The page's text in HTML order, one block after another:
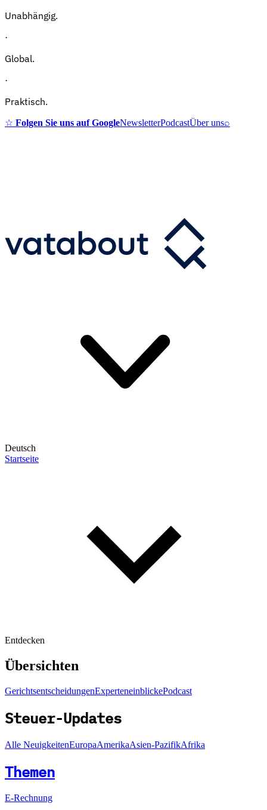
Unabhängig.
·
Global.
·
Praktisch.
☆ Folgen Sie uns auf GoogleNewsletterPodcastÜber uns⌕
Deutsch
Startseite
Entdecken
Übersichten
GerichtsentscheidungenExperteneinblickePodcast
Steuer-Updates
Alle NeuigkeitenEuropaAmerikaAsien-PazifikAfrika
Themen
E-Rechnung